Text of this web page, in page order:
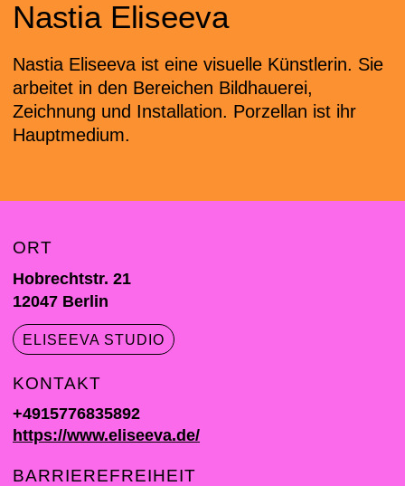
Nastia Eliseeva
Nastia Eliseeva ist eine visuelle Künstlerin. Sie
arbeitet in den Bereichen Bildhauerei,
Zeichnung und Installation. Porzellan ist ihr
Hauptmedium.
ORT
Hobrechtstr. 21
12047 Berlin
ELISEEVA STUDIO
KONTAKT
+4915776835892
https://www.eliseeva.de/
BARRIEREFREIHEIT